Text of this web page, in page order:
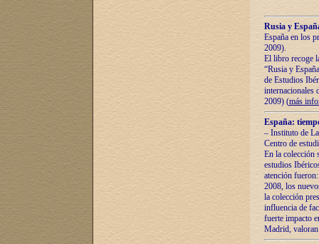
Rusia y
España en los
2009).
El libro recoge
“Rusia y
de Estudios
internacionales
2009) (más
España:
– Instituto de
Centro de
En la colección
estudios
atención
2008, los
la colección
influencia de
fuerte impacto
Madrid,